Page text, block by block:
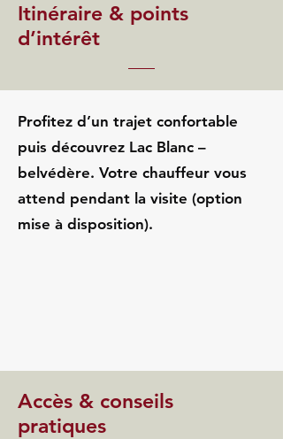
Itinéraire & points
d’intérêt
Profitez d’un trajet confortable
puis découvrez Lac Blanc –
belvédère. Votre chauffeur vous
attend pendant la visite (option
mise à disposition).
Accès & conseils
pratiques